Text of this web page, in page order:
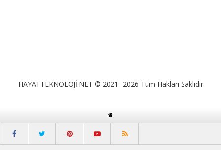
HAYATTEKNOLOJİ.NET © 2021- 2026 Tüm Hakları Saklıdır